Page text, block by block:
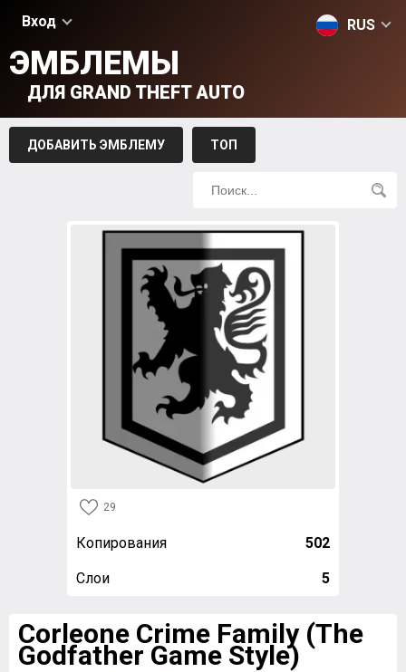
Вход RUS
ЭМБЛЕМЫ
ДЛЯ GRAND THEFT AUTO
ДОБАВИТЬ ЭМБЛЕМУ ТОП
29
Копирования 502
Слои 5
Corleone Crime Family (The
Godfather Game Style)